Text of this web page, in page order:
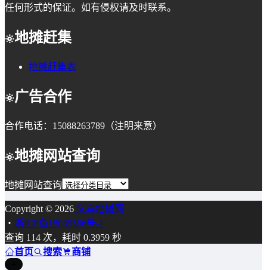
任何形式的保证。如有侵权请及时联系。
地摊赶集
地摊赶集表
广告合作
合作电话：15088263789（注明来意）
地摊网站查询
地摊网站查询
Copyright © 2026 义乌地摊网
・ 浙ICP备18039566号-1
查询 114 次，耗时 0.3959 秒
首页
搜索 商铺